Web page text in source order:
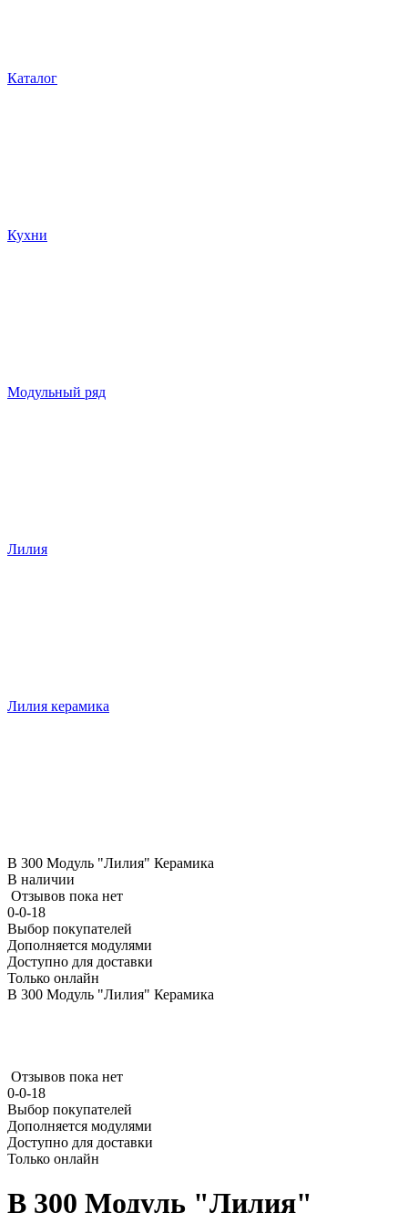
Каталог
Кухни
Модульный ряд
Лилия
Лилия керамика
В 300 Модуль "Лилия" Керамика
В наличии
Отзывов пока нет
0-0-18
Выбор покупателей
Дополняется модулями
Доступно для доставки
Только онлайн
В 300 Модуль "Лилия" Керамика
Отзывов пока нет
0-0-18
Выбор покупателей
Дополняется модулями
Доступно для доставки
Только онлайн
В 300 Модуль "Лилия"